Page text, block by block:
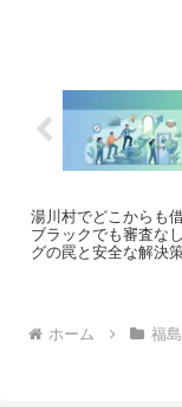
湯川村でどこからも
ブラックでも審査な
グの罠と安全な解決
ホーム 福島